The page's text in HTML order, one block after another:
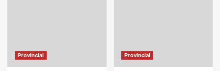
Provincial Provincial